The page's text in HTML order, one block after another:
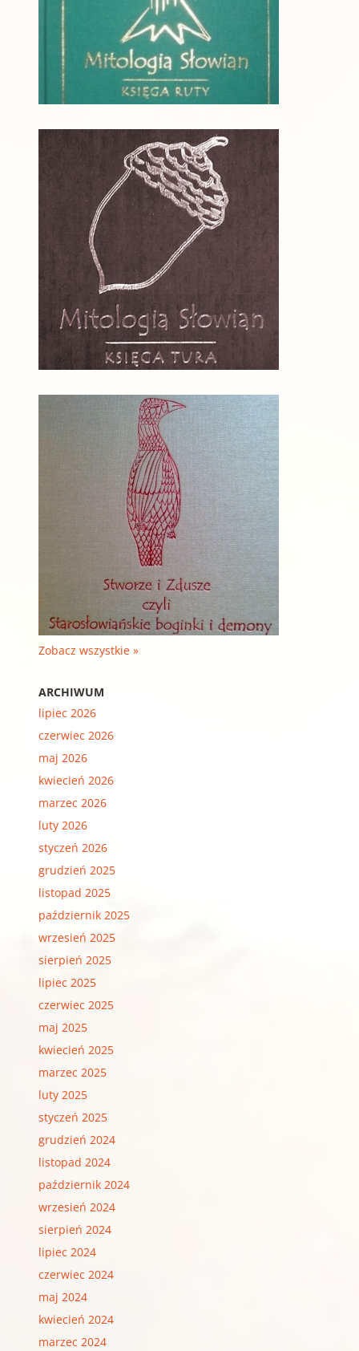
Zobacz wszystkie »
ARCHIWUM
lipiec 2026
czerwiec 2026
maj 2026
kwiecień 2026
marzec 2026
luty 2026
styczeń 2026
grudzień 2025
listopad 2025
październik 2025
wrzesień 2025
sierpień 2025
lipiec 2025
czerwiec 2025
maj 2025
kwiecień 2025
marzec 2025
luty 2025
styczeń 2025
grudzień 2024
listopad 2024
październik 2024
wrzesień 2024
sierpień 2024
lipiec 2024
czerwiec 2024
maj 2024
kwiecień 2024
marzec 2024